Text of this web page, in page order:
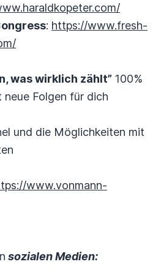
: https://www.fresh-
was wirklich zählt” 100%
Folgen für dich
und die Möglichkeiten mit
www.vonmann-
sozialen Medien: